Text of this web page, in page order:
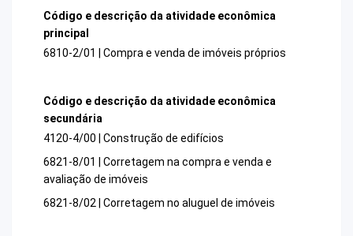
Código e descrição da atividade econômica
principal
6810-2/01 | Compra e venda de imóveis próprios
Código e descrição da atividade econômica
secundária
4120-4/00 | Construção de edifícios
6821-8/01 | Corretagem na compra e venda e
avaliação de imóveis
6821-8/02 | Corretagem no aluguel de imóveis